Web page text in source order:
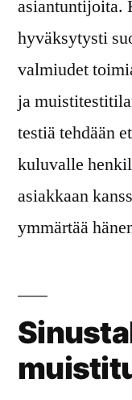
asiantuntijoita.
hyväksytysti
valmiudet
ja
testiä tehdään
kuluvalle
asiakkaan
ymmärtää